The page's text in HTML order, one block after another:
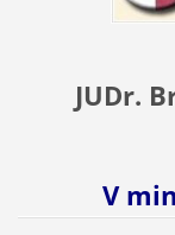
JUDr.
V